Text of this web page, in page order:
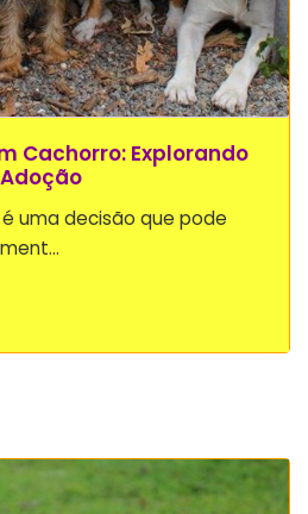
Cachorro: Explorando
uma decisão que pode